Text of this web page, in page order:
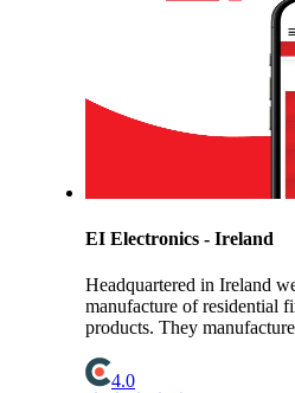
EI Electronics - Ireland
Headquartered in Ireland
manufacture of residential
products. They
4.0